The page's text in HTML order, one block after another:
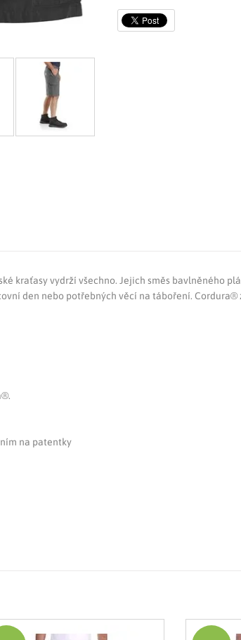
kraťasy vydrží všechno. Jejich směs bavlněného
den nebo potřebných věcí na táboření.
na patentky